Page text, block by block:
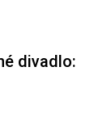
divadlo: